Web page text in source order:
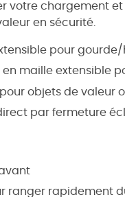
votre chargement
en sécurité.
pour
maille extensible
objets de valeur
par fermeture
ranger rapidement